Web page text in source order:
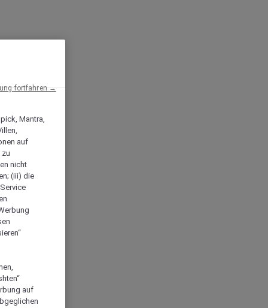
Mantra,
auf
zu
nicht
(iii) die
auf
fortfahren →